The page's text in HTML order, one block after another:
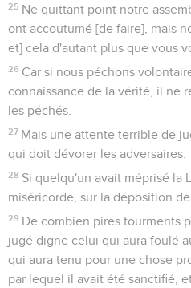
25 Ne quittant point notre
ont accoutumé [de faire], mais
et] cela d'autant plus que vous
26 Car si nous péchons
connaissance de la vérité, il ne
les péchés.
27 Mais une attente terrible de
qui doit dévorer les adversaires.
28 Si quelqu'un avait méprisé la
miséricorde, sur la déposition
29 De combien pires tourments
jugé digne celui qui aura foulé
qui aura tenu pour une chose
par lequel il avait été sanctifié,